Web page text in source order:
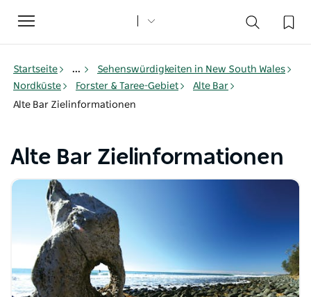
Toggle
navigation
Startseite ...
Sehenswürdigkeiten in New South Wales
Nordküste
Forster & Taree-Gebiet
Alte Bar
Alte Bar Zielinformationen
Alte Bar Zielinformationen